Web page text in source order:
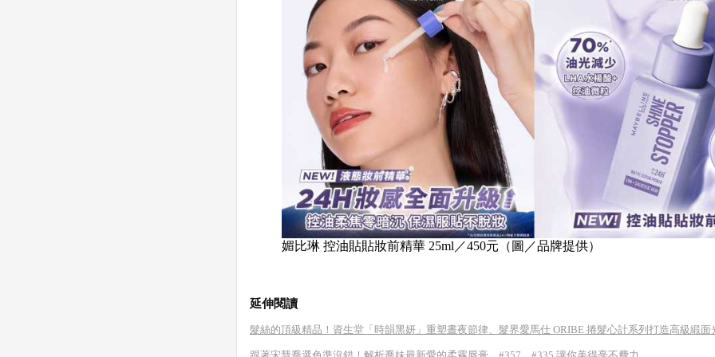
媚比琳 控油貼貼妝前精華 25ml／450元（圖／品牌提供）
延伸閱讀
髮絲的頂級精品！資生堂「時韻黑妍」重塑晝夜節律、髮界愛馬仕 ORIBE 捲髮心計系列打造高級緞面